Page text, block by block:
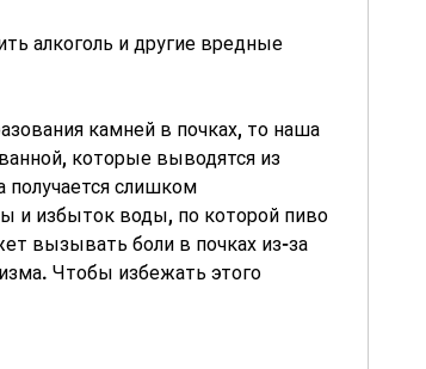
алкоголь и другие вредные
камней в почках, то наша
которые выводятся из
получается слишком
и избыток воды, по которой пиво
вызывать боли в почках из-за
Чтобы избежать этого